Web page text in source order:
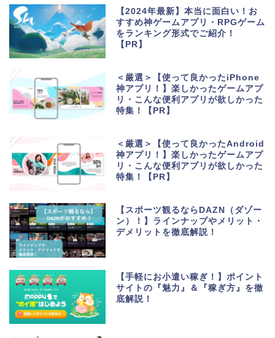
【2024年最新】本当に面白い！お
すすめ神ゲームアプリ・RPGゲーム
をランキング形式でご紹介！
【PR】
＜厳選＞【使って良かったiPhone
神アプリ！】楽しかったゲームアプ
リ・こんな便利アプリが欲しかった
特集！【PR】
＜厳選＞【使って良かったAndroid
神アプリ！】楽しかったゲームアプ
リ・こんな便利アプリが欲しかった
特集！【PR】
【スポーツ観るならDAZN（ダゾー
ン）！】ラインナップやメリット・
デメリットを徹底解説！
【手軽にお小遣い稼ぎ！】ポイント
サイトの『魅力』＆『稼ぎ方』を徹
底解説！
生活便利アプリ・ゲーム
アプリ
ポイントサイト・お小遣